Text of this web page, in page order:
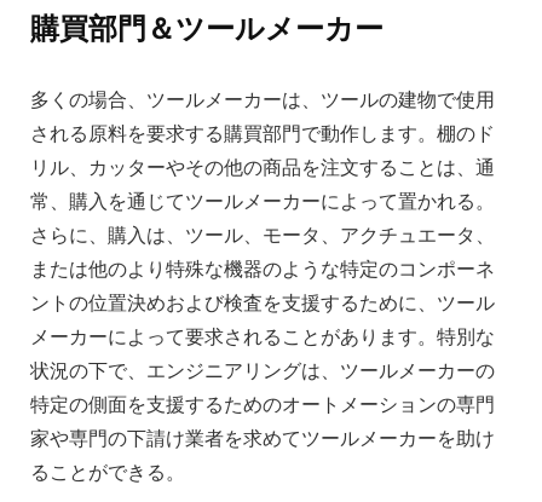
購買部門＆ツールメーカー
多くの場合、ツールメーカーは、ツールの建物で使用
される原料を要求する購買部門で動作します。棚のド
リル、カッターやその他の商品を注文することは、通
常、購入を通じてツールメーカーによって置かれる。
さらに、購入は、ツール、モータ、アクチュエータ、
または他のより特殊な機器のような特定のコンポーネ
ントの位置決めおよび検査を支援するために、ツール
メーカーによって要求されることがあります。特別な
状況の下で、エンジニアリングは、ツールメーカーの
特定の側面を支援するためのオートメーションの専門
家や専門の下請け業者を求めてツールメーカーを助け
ることができる。